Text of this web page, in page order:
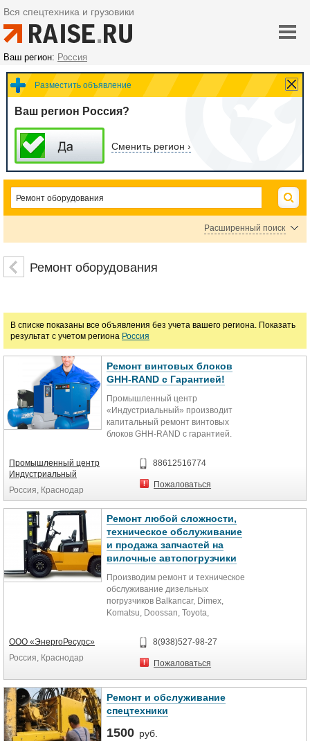
Вся спецтехника и грузовики
Ваш регион: Россия
Разместить объявление
Ваш регион Россия?
Сменить регион ›
Расширенный поиск
Ремонт складского и торгового оборудования
Ремонт водоснабжения и канализацииРемонт коммерческого автотранспорта
Ремонт железнодорожного транспортаРемонт авто и мото техники
Ремонт прочего оборудования Ремонт пищевого оборудования
Ремонт проффесионального аудио, видео и светового оборудования
Ремонт оборудования для автосервиса
Ремонт игрового и спортивного оборудованияРемонт оборудования для уборки
Ремонт прачечного оборудованияРемонт медицинского оборудования
Цена
руб.
Ремонт оборудования
В списке показаны все объявления без учета вашего региона. Показать
результат с учетом региона Россия
Ремонт винтовых блоков
GHH-RAND с Гарантией!
Промышленный центр
«Индустриальный» производит
капитальный ремонт винтовых
блоков GHH-RAND с гарантией.
винтовых блоков...
Промышленный центр
Индустриальный
Россия, Краснодар
88612516774
Пожаловаться
Ремонт любой сложности,
техническое обслуживание
и продажа запчастей на
вилочные автопогрузчики
Производим ремонт и техническое
обслуживание дизельных
погрузчиков Balkancar, Dimex,
Komatsu, Doossan, Toyota,
ООО «ЭнергоРесурс»
Россия, Краснодар
8(938)527-98-27
Пожаловаться
Ремонт и обслуживание
спецтехники
1500 руб.